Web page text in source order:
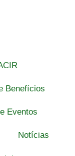
Benefícios
Eventos
Notícias